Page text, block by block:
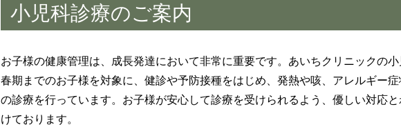
小児科診療のご案内
お子様の健康管理は、成長発達において非常に重要です。あいちクリニックの
春期までのお子様を対象に、健診や予防接種をはじめ、発熱や咳、アレルギー
の診療を行っています。お子様が安心して診療を受けられるよう、優しい対応
けております。